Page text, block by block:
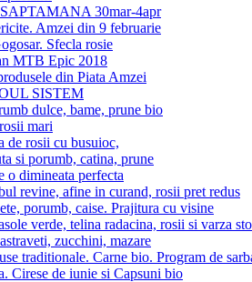
30mar-4apr
Amzei din 9 februarie
Sfecla rosie
MTB Epic 2018
din Piata Amzei
SISTEM
dulce, bame, prune bio
mari
de rosii cu busuioc,
si porumb, catina, prune
o dimineata perfecta
revine, afine in curand, rosii pret redus
porumb, caise. Prajitura cu visine
verde, telina radacina, rosii si varza
zucchini, mazare
traditionale. Carne bio. Program de
Cirese de iunie si Capsuni bio